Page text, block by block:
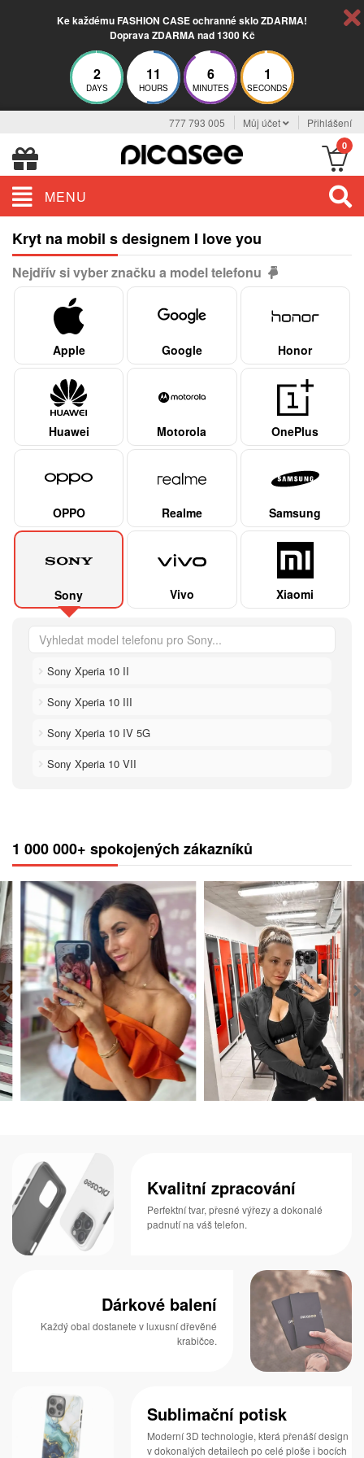
Ke každému FASHION CASE ochranné sklo ZDARMA!
Doprava ZDARMA nad 1300 Kč
2
DAYS
11
HOURS
6
MINUTES
1
SECONDS
777 793 005 Můj účet Přihlášení
0
MENU
Kryt na mobil s designem I love you
Nejdřív si vyber značku a model telefonu
Apple Google Honor
Huawei Motorola OnePlus
OPPO Realme Samsung
Sony Vivo Xiaomi
Sony Xperia 10 II
Sony Xperia 10 III
Sony Xperia 10 IV 5G
Sony Xperia 10 VII
1 000 000+ spokojených zákazníků
Kvalitní zpracování
Perfektní tvar, přesné výřezy a dokonalé
padnutí na váš telefon.
Dárkové balení
Každý obal dostanete v luxusní dřevěné
krabičce.
Sublimační potisk
Moderní 3D technologie, která přenáší design
v dokonalých detailech po celé ploše i bocích